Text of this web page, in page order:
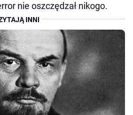
nie oszczędzał nikogo.